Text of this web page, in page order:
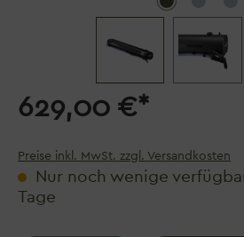
629,00 €*
Preise inkl. MwSt. zzgl. Versandkosten
Nur noch wenige
Tage